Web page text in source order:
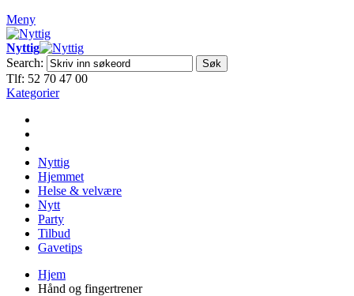
Meny
Nyttig
Search:
Søk
Tlf: 52 70 47 00
Kategorier
Nyttig
Hjemmet
Helse & velvære
Nytt
Party
Tilbud
Gavetips
Hjem
Hånd og fingertrener